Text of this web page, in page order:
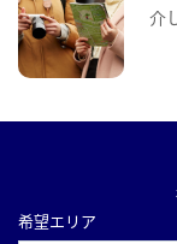
介
希望エリア